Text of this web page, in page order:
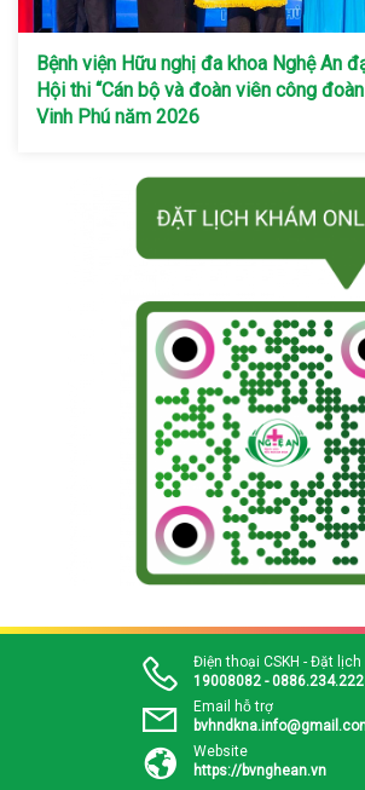
Bệnh viện Hữu nghị đa khoa Nghệ An
Hội thi “Cán bộ và đoàn viên công
Vinh Phú năm 2026
Điện thoại CSKH - Đặt lịch
19008082 - 0886.234.222
Email hỗ trợ
Website
https://bvnghean.vn